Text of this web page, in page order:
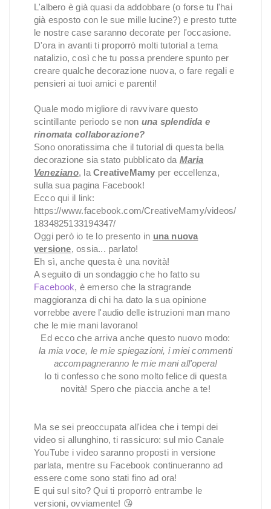
L'albero è già quasi da addobbare (o forse tu l'hai
già esposto con le sue mille lucine?) e presto tutte
le nostre case saranno decorate per l'occasione.
D'ora in avanti ti proporrò molti tutorial a tema
natalizio, così che tu possa prendere spunto per
creare qualche decorazione nuova, o fare regali e
pensieri ai tuoi amici e parenti!
Quale modo migliore di ravvivare questo
scintillante periodo se non una splendida e
rinomata collaborazione?
Sono onoratissima che il tutorial di questa bella
decorazione sia stato pubblicato da Maria
Veneziano, la CreativeMamy per eccellenza,
sulla sua pagina Facebook!
Ecco qui il link:
https://www.facebook.com/CreativeMamy/videos/
1834825133194347/
Oggi però io te lo presento in una nuova
versione, ossia... parlato!
Eh sì, anche questa è una novità!
A seguito di un sondaggio che ho fatto su
Facebook, è emerso che la stragrande
maggioranza di chi ha dato la sua opinione
vorrebbe avere l'audio delle istruzioni man mano
che le mie mani lavorano!
Ed ecco che arriva anche questo nuovo modo:
la mia voce, le mie spiegazioni, i miei commenti
accompagneranno le mie mani all'opera!
Io ti confesso che sono molto felice di questa
novità! Spero che piaccia anche a te!
Ma se sei preoccupata all'idea che i tempi dei
video si allunghino, ti rassicuro: sul mio Canale
YouTube i video saranno proposti in versione
parlata, mentre su Facebook continueranno ad
essere come sono stati fino ad ora!
E qui sul sito? Qui ti proporrò entrambe le
versioni, ovviamente! 😘